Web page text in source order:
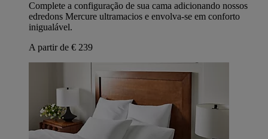
Complete a configuração de sua cama adicionando nossos
edredons Mercure ultramacios e envolva-se em conforto
inigualável.
A partir de € 239